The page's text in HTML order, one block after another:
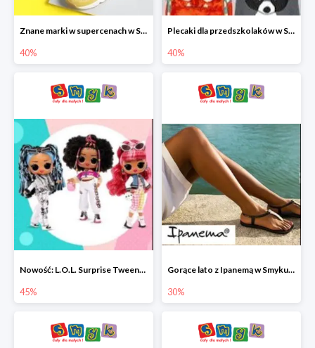
Znane marki w supercenach w Smyku - buty do -40%
40%
Plecaki dla przedszkolaków w Smyku do -40%
40%
Nowość: L.O.L. Surprise Tweens Doll w Smyku do -45%
45%
Gorące lato z Ipanemą w Smyku do -30%
30%